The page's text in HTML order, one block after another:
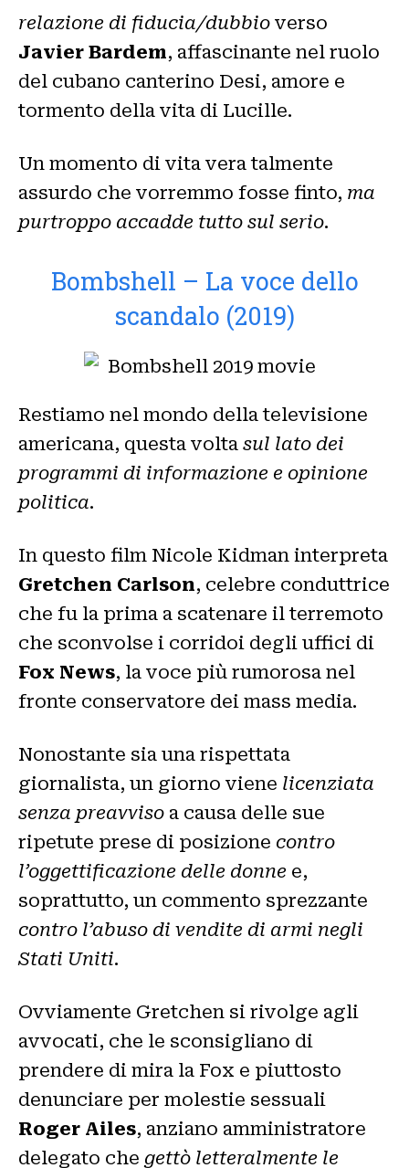
relazione di fiducia/dubbio verso
Javier Bardem, affascinante nel ruolo
del cubano canterino Desi, amore e
tormento della vita di Lucille.
Un momento di vita vera talmente
assurdo che vorremmo fosse finto, ma
purtroppo accadde tutto sul serio.
Bombshell – La voce dello
scandalo (2019)
Restiamo nel mondo della televisione
americana, questa volta sul lato dei
programmi di informazione e opinione
politica.
In questo film Nicole Kidman interpreta
Gretchen Carlson, celebre conduttrice
che fu la prima a scatenare il terremoto
che sconvolse i corridoi degli uffici di
Fox News, la voce più rumorosa nel
fronte conservatore dei mass media.
Nonostante sia una rispettata
giornalista, un giorno viene licenziata
senza preavviso a causa delle sue
ripetute prese di posizione contro
l’oggettificazione delle donne e,
soprattutto, un commento sprezzante
contro l’abuso di vendite di armi negli
Stati Uniti.
Ovviamente Gretchen si rivolge agli
avvocati, che le sconsigliano di
prendere di mira la Fox e piuttosto
denunciare per molestie sessuali
Roger Ailes, anziano amministratore
delegato che gettò letteralmente le